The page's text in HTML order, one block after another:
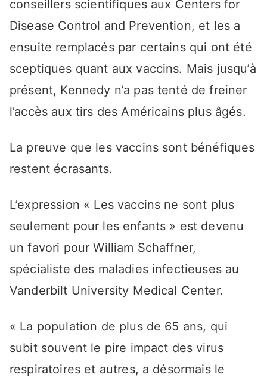
conseillers scientifiques aux Centers for
Disease Control and Prevention, et les a
ensuite remplacés par certains qui ont été
sceptiques quant aux vaccins. Mais jusqu’à
présent, Kennedy n’a pas tenté de freiner
l’accès aux tirs des Américains plus âgés.
La preuve que les vaccins sont bénéfiques
restent écrasants.
L’expression « Les vaccins ne sont plus
seulement pour les enfants » est devenu
un favori pour William Schaffner,
spécialiste des maladies infectieuses au
Vanderbilt University Medical Center.
« La population de plus de 65 ans, qui
subit souvent le pire impact des virus
respiratoires et autres, a désormais le